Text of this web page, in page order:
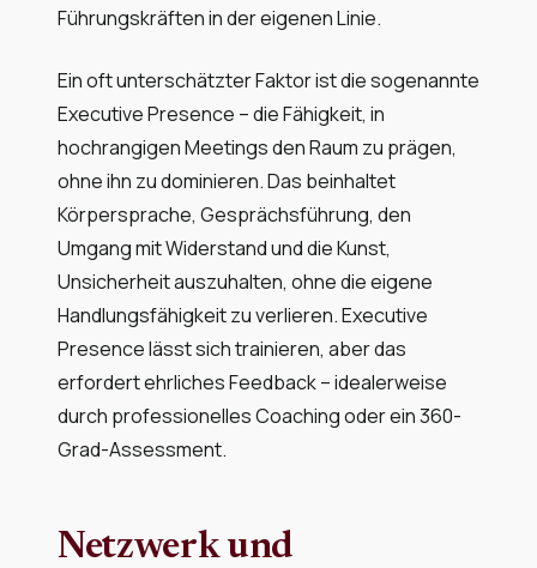
Führungskräften in der eigenen Linie.
Ein oft unterschätzter Faktor ist die sogenannte
Executive Presence – die Fähigkeit, in
hochrangigen Meetings den Raum zu prägen,
ohne ihn zu dominieren. Das beinhaltet
Körpersprache, Gesprächsführung, den
Umgang mit Widerstand und die Kunst,
Unsicherheit auszuhalten, ohne die eigene
Handlungsfähigkeit zu verlieren. Executive
Presence lässt sich trainieren, aber das
erfordert ehrliches Feedback – idealerweise
durch professionelles Coaching oder ein 360-
Grad-Assessment.
Netzwerk und